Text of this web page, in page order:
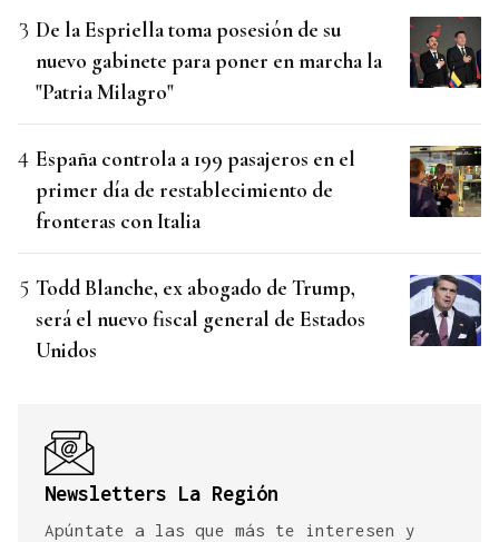
De la Espriella toma posesión de su
nuevo gabinete para poner en marcha la
"Patria Milagro"
España controla a 199 pasajeros en el
primer día de restablecimiento de
fronteras con Italia
Todd Blanche, ex abogado de Trump,
será el nuevo fiscal general de Estados
Unidos
Newsletters La Región
Apúntate a las que más te interesen y